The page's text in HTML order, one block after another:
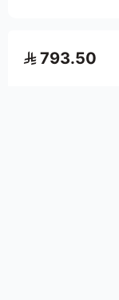
793.50